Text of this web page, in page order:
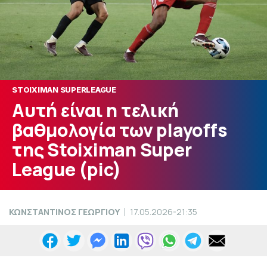
STOIXIMAN SUPERLEAGUE
Αυτή είναι η τελική
βαθμολογία των playoffs
της Stoiximan Super
League (pic)
ΚΩΝΣΤΑΝΤΙΝΟΣ ΓΕΩΡΓΙΟΥ 17.05.2026-21:35